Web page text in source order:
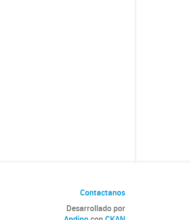
Contactanos
Desarrollado por